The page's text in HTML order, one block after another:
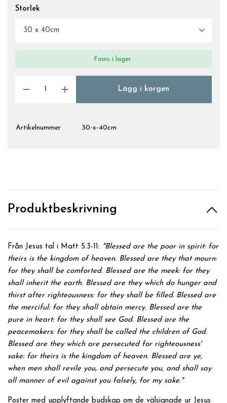
Storlek
Finns i lager
Lägg i korgen
Artikelnummer 30-x-40cm
Produktbeskrivning
Från Jesus tal i Matt 5.3-11: "Blessed are the poor in spirit: for
theirs is the kingdom of heaven. Blessed are they that mourn:
for they shall be comforted. Blessed are the meek: for they
shall inherit the earth. Blessed are they which do hunger and
thirst after righteousness: for they shall be filled. Blessed are
the merciful: for they shall obtain mercy. Blessed are the
pure in heart: for they shall see God. Blessed are the
peacemakers: for they shall be called the children of God.
Blessed are they which are persecuted for righteousness'
sake: for theirs is the kingdom of heaven. Blessed are ye,
when men shall revile you, and persecute you, and shall say
all manner of evil against you falsely, for my sake."
Poster med upplyftande budskap om de välsignade ur Jesus